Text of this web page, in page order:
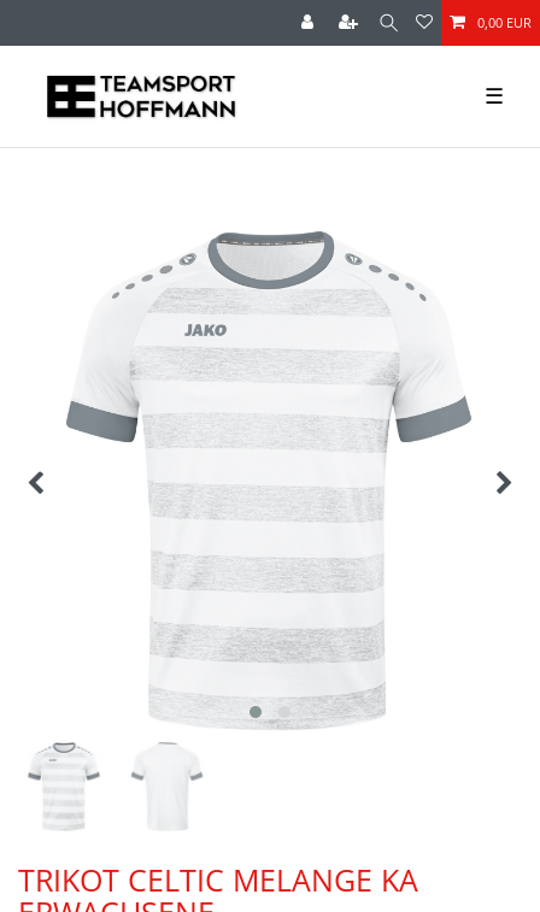
0,00 EUR
☰
TRIKOT CELTIC MELANGE KA